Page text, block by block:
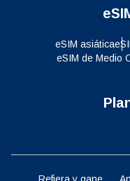
eSIM asiática
eSIM de Medio